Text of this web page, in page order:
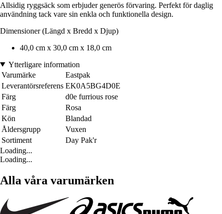
Allsidig ryggsäck som erbjuder generös förvaring. Perfekt för daglig
användning tack vare sin enkla och funktionella design.
Dimensioner (Längd x Bredd x Djup)
40,0 cm x 30,0 cm x 18,0 cm
Ytterligare information
Varumärke
Eastpak
Leverantörsreferens EK0A5BG4D0E
Färg
d0e furrious rose
Färg
Rosa
Kön
Blandad
Åldersgrupp
Vuxen
Sortiment
Day Pak'r
Loading...
Loading...
Alla våra varumärken